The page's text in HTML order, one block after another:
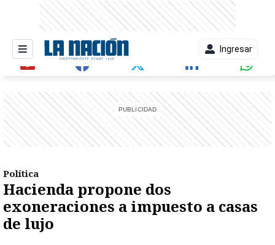
Ingresar
Política
Hacienda propone dos
exoneraciones a impuesto a casas
de lujo